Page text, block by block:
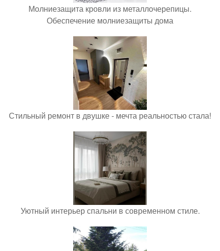
Молниезащита кровли из металлочерепицы.
Обеспечение молниезащиты дома
Стильный ремонт в двушке - мечта реальностью стала!
Уютный интерьер спальни в современном стиле.